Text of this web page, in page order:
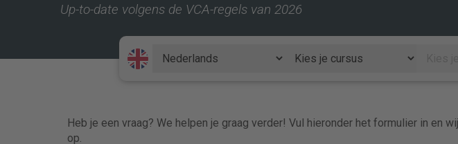
Up-to-date volgens de VCA-regels van 2026
Heb je een vraag? We helpen je graag verder! Vul hieronder het formulier in en
op.